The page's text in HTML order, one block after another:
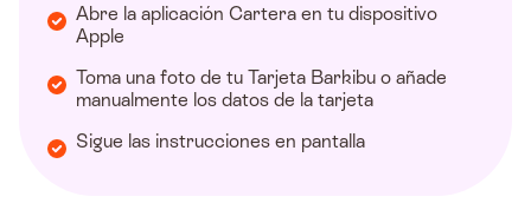
Abre la aplicación Cartera en tu dispositivo
Apple
Toma una foto de tu Tarjeta Barkibu o añade
manualmente los datos de la tarjeta
Sigue las instrucciones en pantalla